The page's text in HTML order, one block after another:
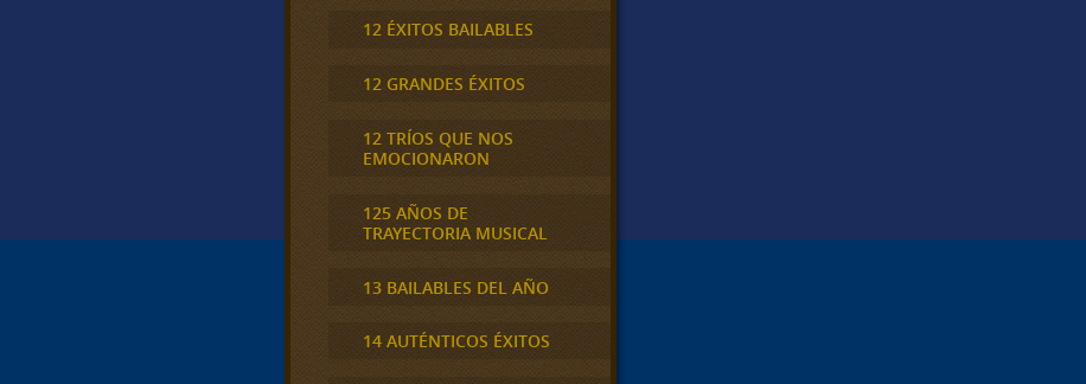
12 ÉXITOS BAILABLES
12 GRANDES ÉXITOS
12 TRÍOS QUE NOS
EMOCIONARON
125 AÑOS DE
TRAYECTORIA MUSICAL
13 BAILABLES DEL AÑO
14 AUTÉNTICOS ÉXITOS